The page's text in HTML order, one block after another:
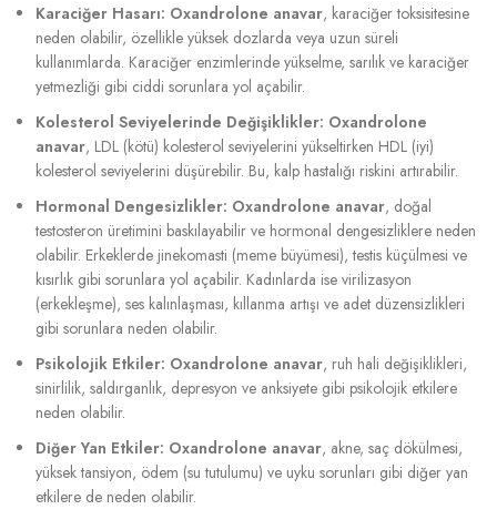
Karaciğer Hasarı: Oxandrolone anavar, karaciğer toksisitesine
neden olabilir, özellikle yüksek dozlarda veya uzun süreli
kullanımlarda. Karaciğer enzimlerinde yükselme, sarılık ve karaciğer
yetmezliği gibi ciddi sorunlara yol açabilir.
Kolesterol Seviyelerinde Değişiklikler: Oxandrolone
anavar, LDL (kötü) kolesterol seviyelerini yükseltirken HDL (iyi)
kolesterol seviyelerini düşürebilir. Bu, kalp hastalığı riskini artırabilir.
Hormonal Dengesizlikler: Oxandrolone anavar, doğal
testosteron üretimini baskılayabilir ve hormonal dengesizliklere neden
olabilir. Erkeklerde jinekomasti (meme büyümesi), testis küçülmesi ve
kısırlık gibi sorunlara yol açabilir. Kadınlarda ise virilizasyon
(erkekleşme), ses kalınlaşması, kıllanma artışı ve adet düzensizlikleri
gibi sorunlara neden olabilir.
Psikolojik Etkiler: Oxandrolone anavar, ruh hali değişiklikleri,
sinirlilik, saldırganlık, depresyon ve anksiyete gibi psikolojik etkilere
neden olabilir.
Diğer Yan Etkiler: Oxandrolone anavar, akne, saç dökülmesi,
yüksek tansiyon, ödem (su tutulumu) ve uyku sorunları gibi diğer yan
etkilere de neden olabilir.